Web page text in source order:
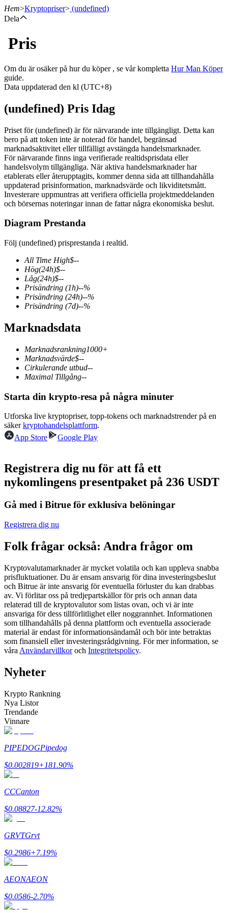
Terminer
USDT Futures
Futures med USDT som säkerhet
COIN-M Futures
Futures för kryptovaluta
TradFi
Derivat för aktier, valuta, ädelmetaller och råvaror
Futures med USDC som säkerhet
Kopiera Trading
Gå med de bästa handlarna
Bli en Copy Trader
Njut av vinstdelning och kopieringshandelsprovisioner
Information
Big data-analys inklusive handelsinformation, etc.
Hem>Kryptopriser> (undefined)
Dela
Pris
Om du är osäker på hur du köper , se vår kompletta Hur Man Köper
guide.
Data uppdaterad den kl (UTC+8)
(undefined) Pris Idag
Priset för (undefined) är för närvarande inte tillgängligt. Detta kan
bero på att token inte är noterad för handel, begränsad
marknadsaktivitet eller tillfälligt avstängda handelsmarknader.
För närvarande finns inga verifierade realtidsprisdata eller
handelsvolym tillgängliga. När aktiva handelsmarknader har
etablerats eller återupptagits, kommer denna sida att tillhandahålla
uppdaterad prisinformation, marknadsvärde och likviditetsmått.
Investerare uppmuntras att verifiera officiella projektmeddelanden
och börsernas noteringar innan de fattar några ekonomiska beslut.
Diagram Prestanda
Följ (undefined) prisprestanda i realtid.
All Time High$--
Hög(24h)$--
Låg(24h)$--
Prisändring (1h)--%
Prisändring (24h)--%
Prisändring (7d)--%
Marknadsdata
Marknadsrankning1000+
Marknadsvärde$--
Cirkulerande utbud--
Maximal Tillgång--
Starta din krypto-resa på några minuter
Utforska live kryptopriser, topp-tokens och marknadstrender på en
säkerkryptohandelsplattform.
App Store
Google Play
Registrera dig nu för att få ett
nykomlingens presentpaket på 236 USDT
Gå med i Bitrue för exklusiva belöningar
Registrera dig nu
Folk frågar också: Andra frågor om
Kryptovalutamarknader är mycket volatila och kan uppleva snabba
prisfluktuationer. Du är ensam ansvarig för dina investeringsbeslut
och Bitrue är inte ansvarig för eventuella förluster du kan drabbas
av. Vi förlitar oss på tredjepartskällor för pris och annan data
relaterad till de kryptovalutor som listas ovan, och vi är inte
ansvariga för dess tillförlitlighet eller noggrannhet. Informationen
som tillhandahålls på denna plattform och eventuella associerade
material är endast för informationsändamål och bör inte betraktas
som finansiell eller investeringsrådgivning. För mer information, se
våra Användarvillkoroch Integritetspolicy.
Nyheter
Krypto Rankning
Nya Listor
Trendande
Vinnare
PIPEDOGPipedog
$0.002819+181.90%
CCCanton
$0.08827-12.82%
GRVTGrvt
$0.2986+7.19%
AEONAEON
$0.0586-2.70%